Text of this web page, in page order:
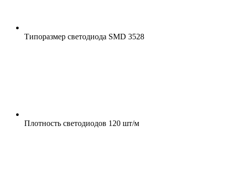
Типоразмер светодиода SMD 3528
Плотность светодиодов 120 шт/м